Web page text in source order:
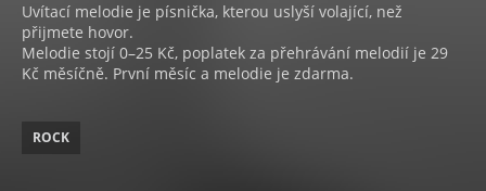
Uvítací melodie je písnička, kterou uslyší volající, než
přijmete hovor.
Melodie stojí 0–25 Kč, poplatek za přehrávání melodií je 29
Kč měsíčně. První měsíc a melodie je zdarma.
ROCK